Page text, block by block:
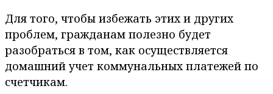
Для того, чтобы избежать этих и других
проблем, гражданам полезно будет
разобраться в том, как осуществляется
домашний учет коммунальных платежей по
счетчикам.